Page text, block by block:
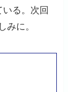
る。次回
みに。